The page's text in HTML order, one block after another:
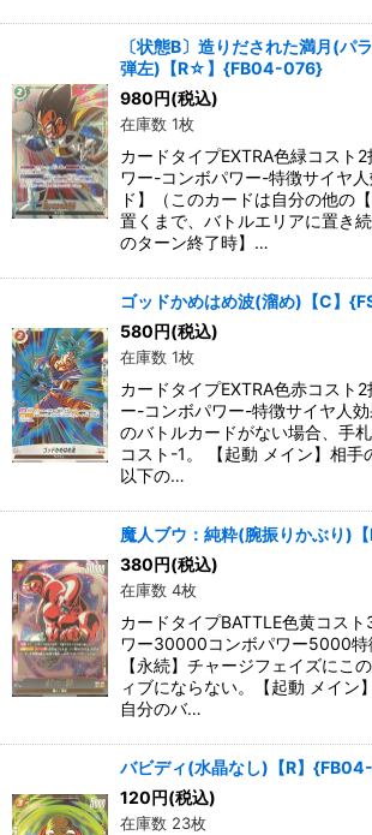
〔状態B〕造りだされた満月(パ
弾左)【R☆】{FB04-076}
980 円(税込)
在庫数 1枚
カードタイプEXTRA色緑コスト
ワー-コンボパワー-特徴サイヤ
ド】（このカードは自分の他の
置くまで、バトルエリアに置き
のターン終了時】…
ゴッドかめはめ波(溜め)【C】
580 円(税込)
在庫数 1枚
カードタイプEXTRA色赤コスト
ー-コンボパワー-特徴サイヤ人
のバトルカードがない場合、手
コスト-1。 【起動 メイン】相
以下の…
魔人ブウ：純粋(腕振りかぶり)
380 円(税込)
在庫数 4枚
カードタイプBATTLE色黄コス
ワー30000コンボパワー5000特
【永続】チャージフェイズにこ
ィブにならない。【起動 メイン
自分のバ…
バビディ(水晶なし)【R】
120 円(税込)
在庫数 23枚